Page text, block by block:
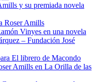
y su premiada novela
Roser Amills
Vinyes en una novela
– Fundación José
El librero de Macondo
Amills en La Orilla de las